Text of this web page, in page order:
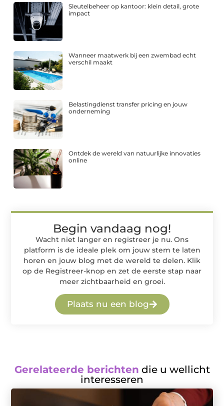
Sleutelbeheer op kantoor: klein detail, grote
impact
Wanneer maatwerk bij een zwembad echt
verschil maakt
Belastingdienst transfer pricing en jouw
onderneming
Ontdek de wereld van natuurlijke innovaties
online
Begin vandaag nog!
Wacht niet langer en registreer je nu. Ons
platform is de ideale plek om jouw stem te laten
horen en jouw blog met de wereld te delen. Klik
op de Registreer-knop en zet de eerste stap naar
meer zichtbaarheid en groei.
Plaats nu een blog
Gerelateerde berichten die u wellicht
interesseren